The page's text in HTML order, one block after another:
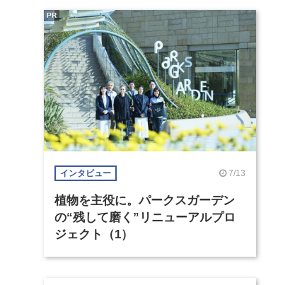
インタビュー 7/13
植物を主役に。パークスガーデン
の“残して磨く”リニューアルプロ
ジェクト（1）
PR